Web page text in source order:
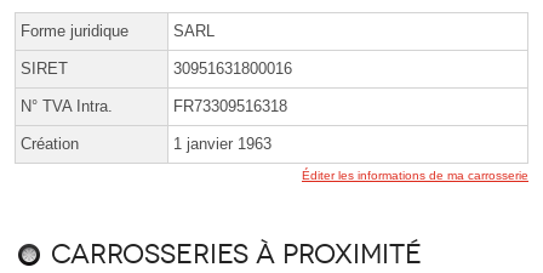
Forme juridique SARL
SIRET 30951631800016
N° TVA Intra. FR73309516318
Création 1 janvier 1963
Éditer les informations de ma carrosserie
Carrosseries à proximité